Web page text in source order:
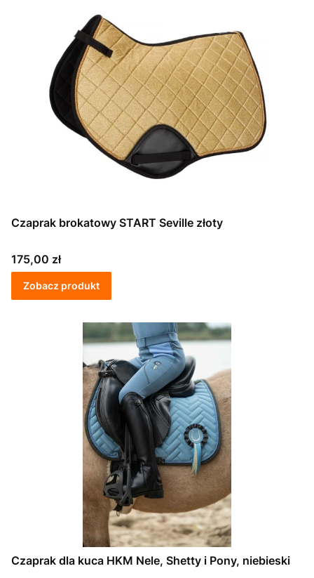
Czaprak brokatowy START Seville złoty
Cena
175,00 zł
Zobacz produkt
Czaprak dla kuca HKM Nele, Shetty i Pony, niebieski